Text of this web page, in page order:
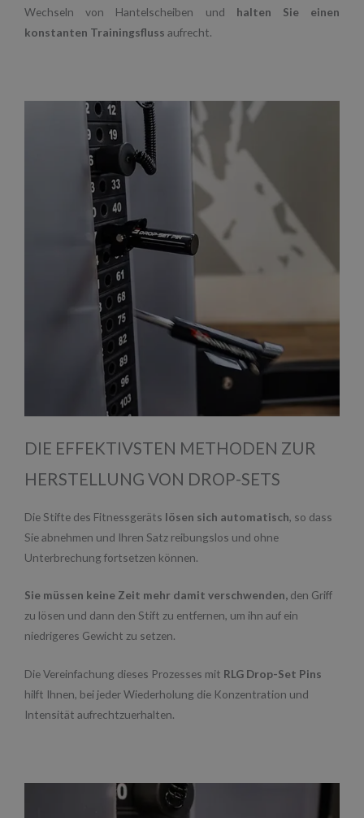
Wechseln von Hantelscheiben und halten Sie einen
konstanten Trainingsfluss aufrecht.
DIE EFFEKTIVSTEN METHODEN ZUR
HERSTELLUNG VON DROP-SETS
Die Stifte des Fitnessgeräts lösen sich automatisch, so dass
Sie abnehmen und Ihren Satz reibungslos und ohne
Unterbrechung fortsetzen können.
Sie müssen keine Zeit mehr damit verschwenden, den Griff
zu lösen und dann den Stift zu entfernen, um ihn auf ein
niedrigeres Gewicht zu setzen.
Die Vereinfachung dieses Prozesses mit RLG Drop-Set Pins
hilft Ihnen, bei jeder Wiederholung die Konzentration und
Intensität aufrechtzuerhalten.